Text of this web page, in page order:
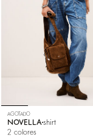
AGOTADO
NOVELLAshirt
2 colores